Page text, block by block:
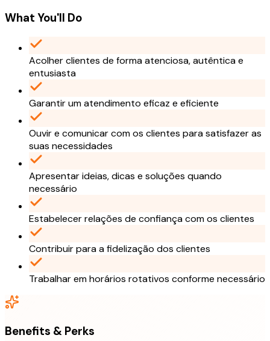
What You'll Do
Acolher clientes de forma atenciosa, autêntica e
entusiasta
Garantir um atendimento eficaz e eficiente
Ouvir e comunicar com os clientes para satisfazer as
suas necessidades
Apresentar ideias, dicas e soluções quando
necessário
Estabelecer relações de confiança com os clientes
Contribuir para a fidelização dos clientes
Trabalhar em horários rotativos conforme necessário
Benefits & Perks